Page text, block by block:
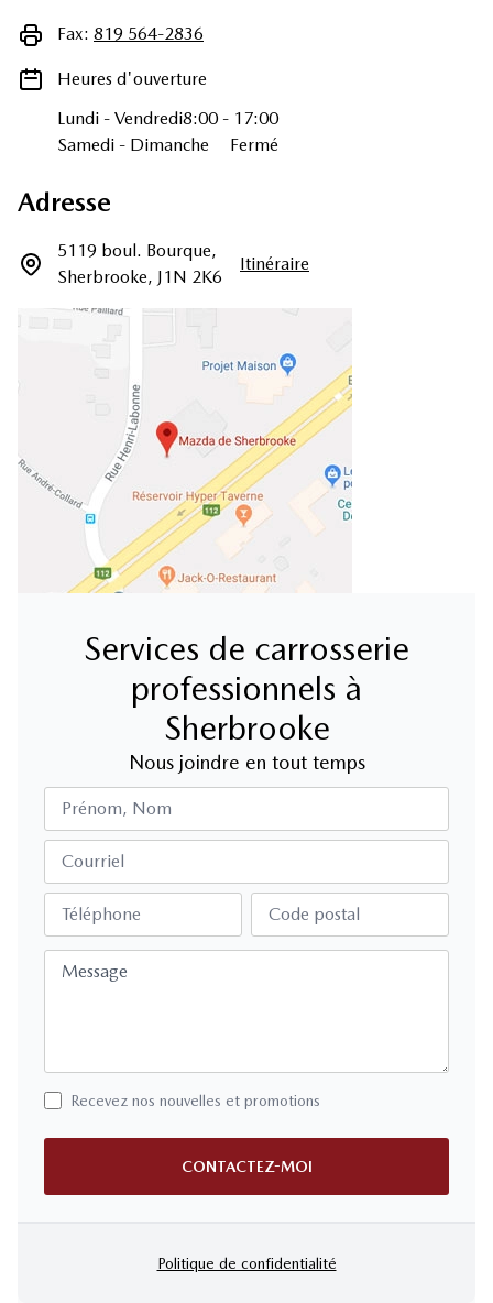
Fax: 819 564-2836
Heures d'ouverture
Lundi - Vendredi8:00 - 17:00
Samedi - Dimanche Fermé
Adresse
5119 boul. Bourque,
Sherbrooke, J1N 2K6
Itinéraire
Services de carrosserie
professionnels à
Sherbrooke
Nous joindre en tout temps
Prénom, Nom
Courriel
Téléphone Code postal
Message
Recevez nos nouvelles et promotions
CONTACTEZ-MOI
Politique de confidentialité